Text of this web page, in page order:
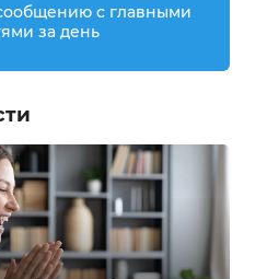
с главными
за день